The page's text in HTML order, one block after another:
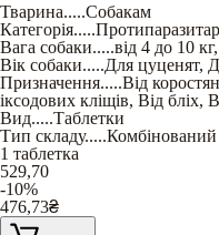
Тварина.....Собакам
Категорія.....
Вага собаки.....від 4 до 10 кг,
Вік собаки.....Для цуценят,
Призначення.....Від
іксодових кліщів, Від бліх,
Вид.....Таблетки
Тип складу.....Комбінований
1 таблетка
529,70
-10%
476,73₴